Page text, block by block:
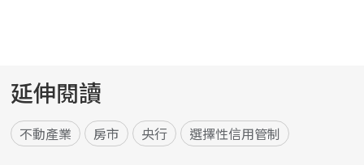
延伸閱讀
不動產業 房市 央行 選擇性信用管制